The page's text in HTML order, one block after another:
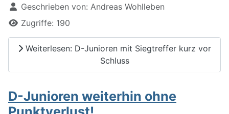
Geschrieben von: Andreas Wohlleben
Zugriffe: 190
Weiterlesen: D-Junioren mit Siegtreffer kurz vor
Schluss
D-Junioren weiterhin ohne